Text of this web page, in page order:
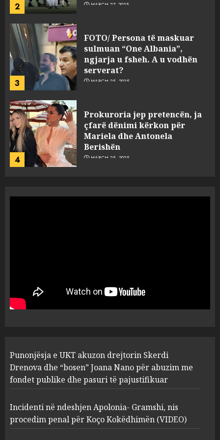
2 MARCH 27, 2025
3
FOTO/ Persona të maskuar
sulmuan “One Albania”,
ngjarja u fsheh. A u vodhën
serverat?
MARCH 25, 2025
4
Prokuroria jep pretencën, ja
çfarë dënimi kërkon për
Mariela dhe Antonela
Berishën
MARCH 25, 2025
1
“bosen” Joana Nano për
abuzim me fondet publike dhe
pasuri të pajustifikuar
2
Apolonia- Gramshi, nis
procedim penal për Koço
Kokëdhimën (VIDEO)
MARCH 27, 2025
FOTO/ Persona të maskuar
sulmuan “One Albania”,
Punonjësja e UKT akuzon drejtorin Skerdi
Drenova dhe “bosen” Joana Nano për abuzim me
fondet publike dhe pasuri të pajustifikuar
Incidenti në ndeshjen Apolonia- Gramshi, nis
procedim penal për Koço Kokëdhimën (VIDEO)